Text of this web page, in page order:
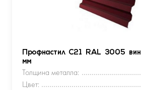
Профнастил С21 RAL 3005
мм
Толщина металла:
Цвет: